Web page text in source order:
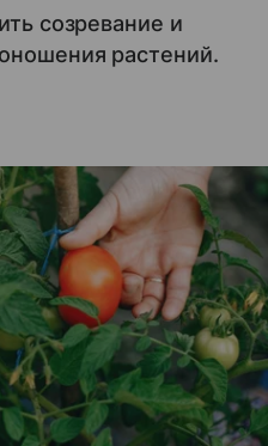
созревание и
растений.